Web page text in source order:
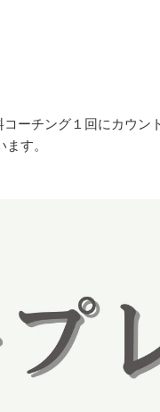
ーチング１回にカウン
す。